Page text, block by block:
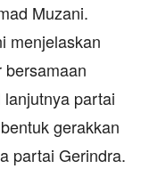
Muzani.
menjelaskan
bersamaan
partai
gerakkan
partai Gerindra.